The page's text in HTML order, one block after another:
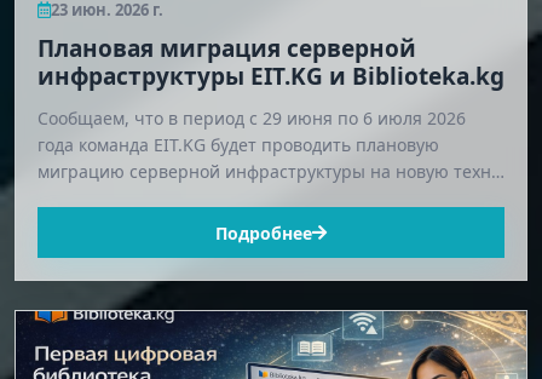
23 июн. 2026 г.
Плановая миграция серверной
инфраструктуры EIT.KG и Biblioteka.kg
Сообщаем, что в период с 29 июня по 6 июля 2026
года команда EIT.KG будет проводить плановую
миграцию серверной инфраструктуры на новую техн…
Подробнее